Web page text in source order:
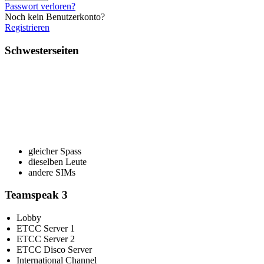
Passwort verloren?
Noch kein Benutzerkonto?
Registrieren
Schwesterseiten
gleicher Spass
dieselben Leute
andere SIMs
Teamspeak 3
Lobby
ETCC Server 1
ETCC Server 2
ETCC Disco Server
International Channel